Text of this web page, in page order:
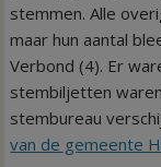
stemmen. Alle
maar hun aantal
Verbond (4). Er
stembiljetten
stembureau
van de gemeente